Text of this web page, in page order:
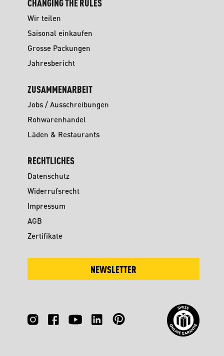
CHANGING THE RULES
Wir teilen
Saisonal einkaufen
Grosse Packungen
Jahresbericht
ZUSAMMENARBEIT
Jobs / Ausschreibungen
Rohwarenhandel
Läden & Restaurants
RECHTLICHES
Datenschutz
Widerrufsrecht
Impressum
AGB
Zertifikate
NEWSLETTER